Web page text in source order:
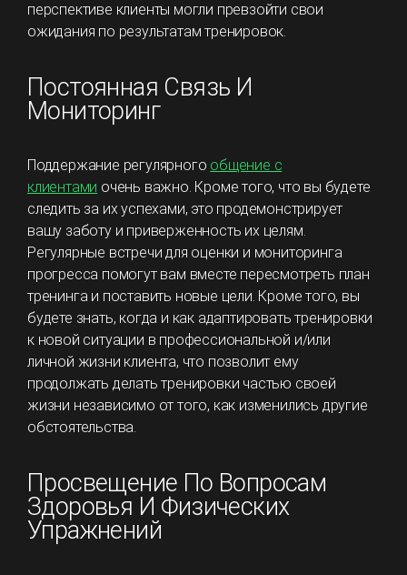
перспективе клиенты могли превзойти свои
ожидания по результатам тренировок.
Постоянная Связь И
Мониторинг
Поддержание регулярного общение с
клиентами очень важно. Кроме того, что вы будете
следить за их успехами, это продемонстрирует
вашу заботу и приверженность их целям.
Регулярные встречи для оценки и мониторинга
прогресса помогут вам вместе пересмотреть план
тренинга и поставить новые цели. Кроме того, вы
будете знать, когда и как адаптировать тренировки
к новой ситуации в профессиональной и/или
личной жизни клиента, что позволит ему
продолжать делать тренировки частью своей
жизни независимо от того, как изменились другие
обстоятельства.
Просвещение По Вопросам
Здоровья И Физических
Упражнений